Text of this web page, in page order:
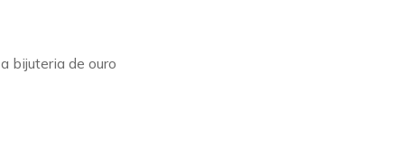
bijuteria de ouro